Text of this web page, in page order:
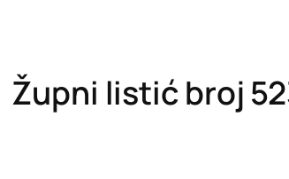
Župni listić broj